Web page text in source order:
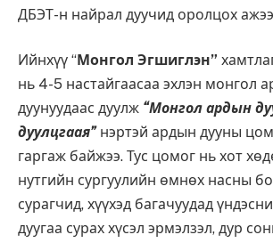
ДБЭТ-н найрал дуучид оролцох
Ийнхүү “Монгол Эгшиглэн”
нь 4-5 настайгаасаа эхлэн монгол
дуунуудаас дуулж “Монгол ардын
дуулцгаая”нэртэй ардын дууны
гаргаж байжээ. Тус цомог нь хот
нутгийн сургуулийн өмнөх насны
сурагчид, хүүхэд багачуудад
дуугаа сурах хүсэл эрмэлзэл, дур